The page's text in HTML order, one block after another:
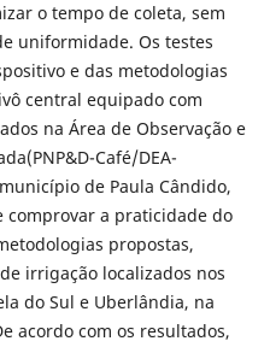
o tempo de coleta, sem
uniformidade. Os testes
e das metodologias
central equipado com
na Área de Observação e
Café/DEA-
de Paula Cândido,
comprovar a praticidade do
propostas,
irrigação localizados nos
do Sul e Uberlândia, na
acordo com os resultados,